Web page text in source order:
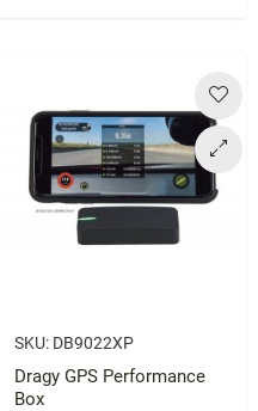
SKU: DB9022XP
Dragy GPS Performance
Box